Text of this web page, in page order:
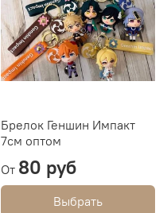
Брелок Геншин Импакт
7см оптом
От 80 руб
Выбрать